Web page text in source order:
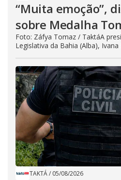
“Muita emoção”,
sobre Medalha
Foto: Záfya Tomaz / TaktáA
Legislativa da Bahia (Alba),
TAKTÁ/ 05/08/2026